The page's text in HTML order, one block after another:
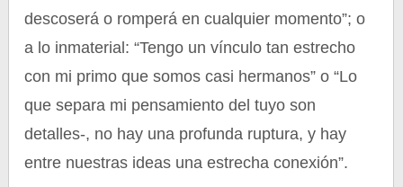
descoserá o romperá en cualquier momento”; o
a lo inmaterial: “Tengo un vínculo tan estrecho
con mi primo que somos casi hermanos” o “Lo
que separa mi pensamiento del tuyo son
detalles-, no hay una profunda ruptura, y hay
entre nuestras ideas una estrecha conexión”.